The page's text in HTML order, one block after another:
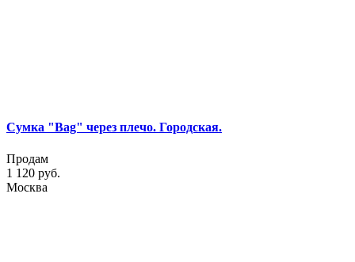
Сумка "Bag" через плечо. Городская.
Продам
1 120 руб.
Москва